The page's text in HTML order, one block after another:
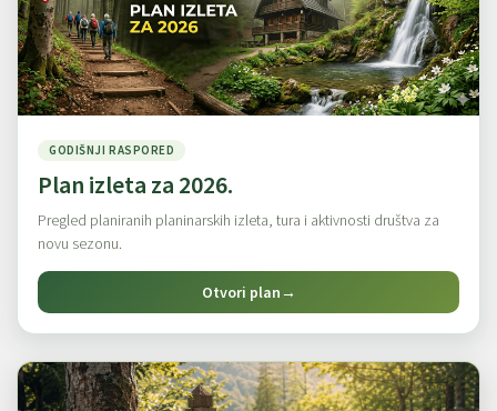
GODIŠNJI RASPORED
Plan izleta za 2026.
Pregled planiranih planinarskih izleta, tura i aktivnosti društva za
novu sezonu.
Otvori plan→